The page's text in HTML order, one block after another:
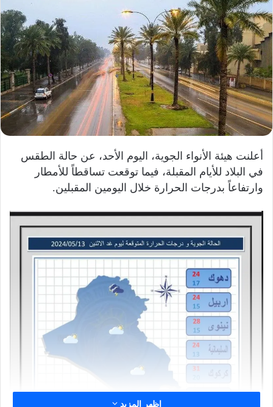
أعلنت هيئة الأنواء الجوية، اليوم الأحد، عن حالة الطقس
في البلاد للأيام المقبلة، فيما توقعت تساقطاً للأمطار
وارتفاعاً بدرجات الحرارة خلال اليومين المقبلين.
اظهر المزيد